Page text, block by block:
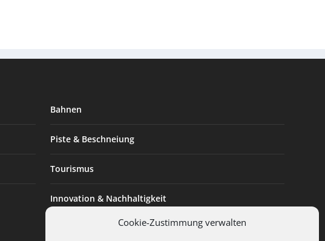
Cookie-Zustimmung verwalten
Bahnen
Piste & Beschneiung
Tourismus
Innovation & Nachhaltigkeit
Expertise & Technik